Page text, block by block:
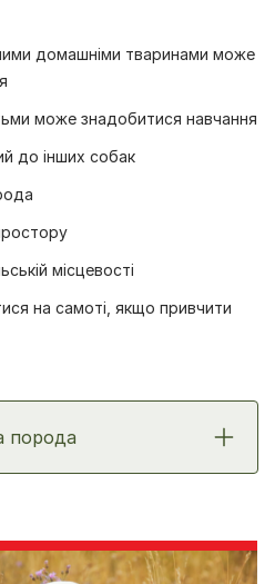
домашніми тваринами може
може знадобитися навчання
до інших собак
місцевості
на самоті, якщо привчити
порода